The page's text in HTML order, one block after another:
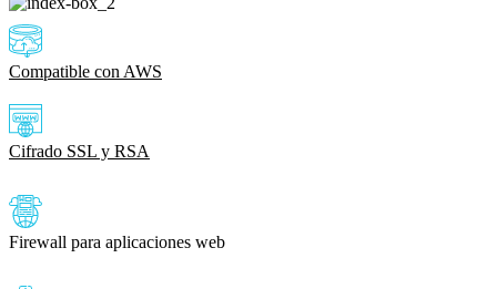
Compatible con AWS
Cifrado SSL y RSA
Firewall para aplicaciones web